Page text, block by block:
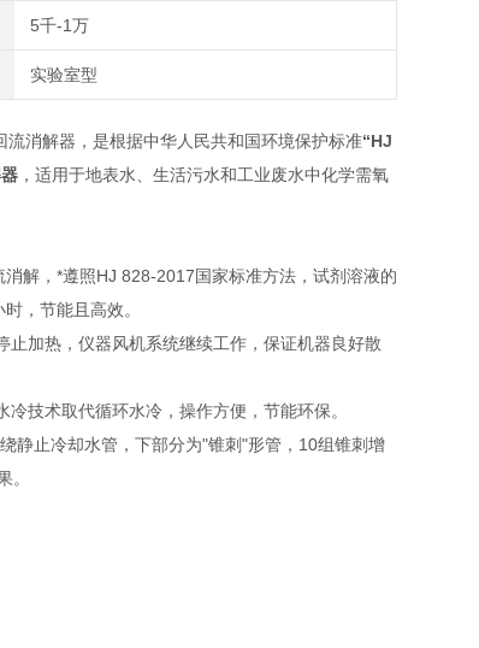
5千-1万
实验室型
流消解器，是根据中华人民共和国环境保护标准“HJ
，适用于地表水、生活污水和工业废水中化学需氧
解，*遵照HJ 828-2017国家标准方法，试剂溶液的
，节能且高效。
加热，仪器风机系统继续工作，保证机器良好散
技术取代循环水冷，操作方便，节能环保。
静止冷却水管，下部分为"锥刺"形管，10组锥刺增
。